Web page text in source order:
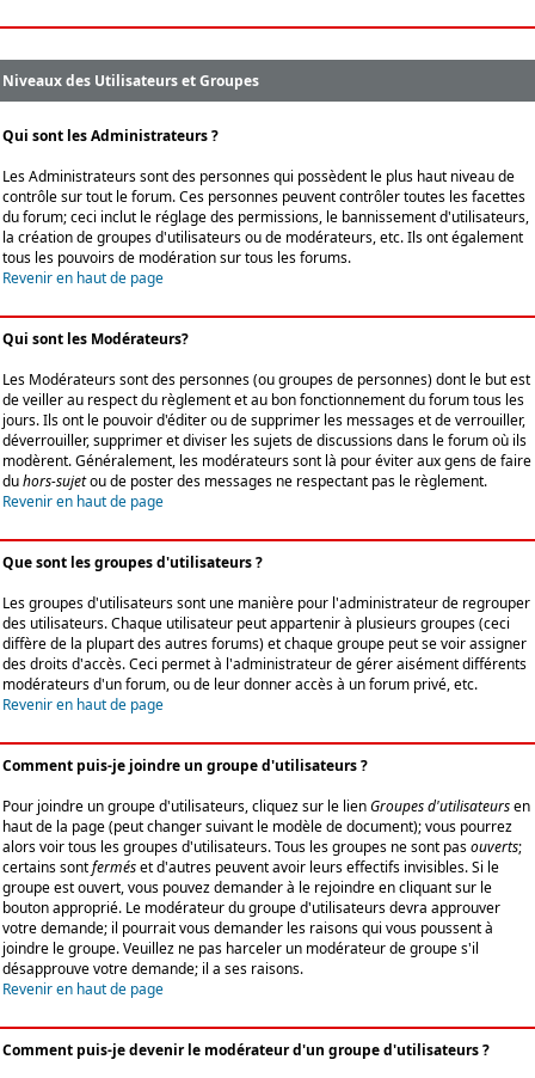
Niveaux des Utilisateurs et Groupes
Qui sont les Administrateurs ?
Les Administrateurs sont des personnes qui possèdent le plus haut niveau de
contrôle sur tout le forum. Ces personnes peuvent contrôler toutes les facettes
du forum; ceci inclut le réglage des permissions, le bannissement d'utilisateurs,
la création de groupes d'utilisateurs ou de modérateurs, etc. Ils ont également
tous les pouvoirs de modération sur tous les forums.
Revenir en haut de page
Qui sont les Modérateurs?
Les Modérateurs sont des personnes (ou groupes de personnes) dont le but est
de veiller au respect du règlement et au bon fonctionnement du forum tous les
jours. Ils ont le pouvoir d'éditer ou de supprimer les messages et de verrouiller,
déverrouiller, supprimer et diviser les sujets de discussions dans le forum où ils
modèrent. Généralement, les modérateurs sont là pour éviter aux gens de faire
duhors-sujetou de poster des messages ne respectant pas le règlement.
Revenir en haut de page
Que sont les groupes d'utilisateurs ?
Les groupes d'utilisateurs sont une manière pour l'administrateur de regrouper
des utilisateurs. Chaque utilisateur peut appartenir à plusieurs groupes (ceci
diffère de la plupart des autres forums) et chaque groupe peut se voir assigner
des droits d'accès. Ceci permet à l'administrateur de gérer aisément différents
modérateurs d'un forum, ou de leur donner accès à un forum privé, etc.
Revenir en haut de page
Comment puis-je joindre un groupe d'utilisateurs ?
Pour joindre un groupe d'utilisateurs, cliquez sur le lienGroupes d'utilisateursen
haut de la page (peut changer suivant le modèle de document); vous pourrez
alors voir tous les groupes d'utilisateurs. Tous les groupes ne sont pasouverts;
certains sontferméset d'autres peuvent avoir leurs effectifs invisibles. Si le
groupe est ouvert, vous pouvez demander à le rejoindre en cliquant sur le
bouton approprié. Le modérateur du groupe d'utilisateurs devra approuver
votre demande; il pourrait vous demander les raisons qui vous poussent à
joindre le groupe. Veuillez ne pas harceler un modérateur de groupe s'il
désapprouve votre demande; il a ses raisons.
Revenir en haut de page
Comment puis-je devenir le modérateur d'un groupe d'utilisateurs ?